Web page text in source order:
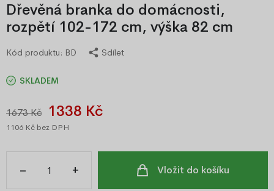
Dřevěná branka do domácnosti,
rozpětí 102-172 cm, výška 82 cm
Kód produktu: BD Sdílet
SKLADEM
1673 Kč 1338 Kč
1106 Kč bez DPH
– + Vložit do košíku